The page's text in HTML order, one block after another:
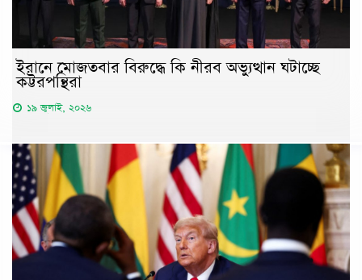
ইরানে মোজতবার বিরুদ্ধে কি নীরব অভ্যুত্থান ঘটাচ্ছে
কট্টরপন্থিরা
১৯ জুলাই, ২০২৬